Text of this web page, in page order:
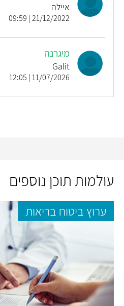
איילה
21/12/2022 | 09:59
מיגרנה
Galit
11/07/2026 | 12:05
עולמות תוכן נוספים
ערוץ ביטוח בריאות